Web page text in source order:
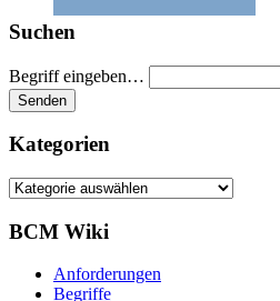
Suchen
Begriff eingeben…
Kategorien
Kategorien
BCM Wiki
Anforderungen
Begriffe